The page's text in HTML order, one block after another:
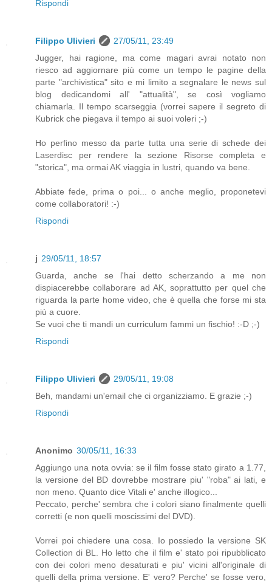
Rispondi
Filippo Ulivieri
27/05/11, 23:49
Jugger, hai ragione, ma come magari avrai notato non
riesco ad aggiornare più come un tempo le pagine della
parte "archivistica" sito e mi limito a segnalare le news sul
blog dedicandomi all' "attualità", se così vogliamo
chiamarla. Il tempo scarseggia (vorrei sapere il segreto di
Kubrick che piegava il tempo ai suoi voleri ;-)
Ho perfino messo da parte tutta una serie di schede dei
Laserdisc per rendere la sezione Risorse completa e
"storica", ma ormai AK viaggia in lustri, quando va bene.
Abbiate fede, prima o poi... o anche meglio, proponetevi
come collaboratori! :-)
Rispondi
j 29/05/11, 18:57
Guarda, anche se l'hai detto scherzando a me non
dispiacerebbe collaborare ad AK, soprattutto per quel che
riguarda la parte home video, che è quella che forse mi sta
più a cuore.
Se vuoi che ti mandi un curriculum fammi un fischio! :-D ;-)
Rispondi
Filippo Ulivieri
29/05/11, 19:08
Beh, mandami un'email che ci organizziamo. E grazie ;-)
Rispondi
Anonimo 30/05/11, 16:33
Aggiungo una nota ovvia: se il film fosse stato girato a 1.77,
la versione del BD dovrebbe mostrare piu' "roba" ai lati, e
non meno. Quanto dice Vitali e' anche illogico...
Peccato, perche' sembra che i colori siano finalmente quelli
corretti (e non quelli moscissimi del DVD).
Vorrei poi chiedere una cosa. Io possiedo la versione SK
Collection di BL. Ho letto che il film e' stato poi ripubblicato
con dei colori meno desaturati e piu' vicini all'originale di
quelli della prima versione. E' vero? Perche' se fosse vero,